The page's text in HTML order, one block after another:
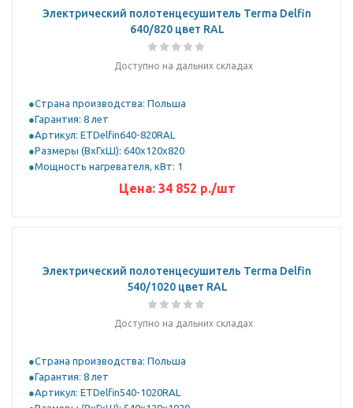
Электрический полотенцесушитель Terma Delfin
640/820 цвет RAL
Доступно на дальних складах
Страна производства: Польша
Гарантия: 8 лет
Артикул: ETDelfin640-820RAL
Размеры (ВхГхШ): 640x120x820
Мощность нагревателя, кВт: 1
Цена: 34 852 р./шт
Электрический полотенцесушитель Terma Delfin
540/1020 цвет RAL
Доступно на дальних складах
Страна производства: Польша
Гарантия: 8 лет
Артикул: ETDelfin540-1020RAL